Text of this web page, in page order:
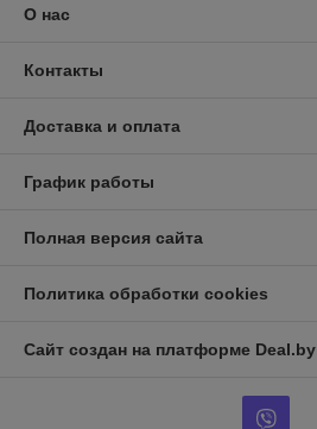
О нас
Контакты
Доставка и оплата
График работы
Полная версия сайта
Политика обработки cookies
Сайт создан на платформе Deal.by